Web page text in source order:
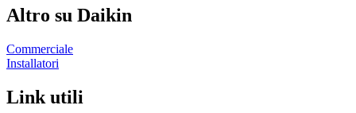
Altro su Daikin
Commerciale
Installatori
Link utili